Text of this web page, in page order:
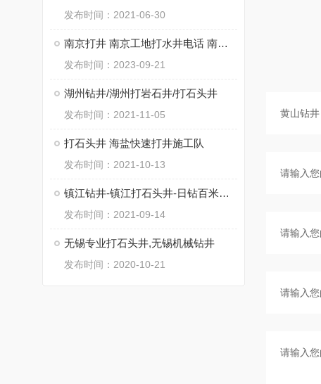
发布时间：2021-06-30
南京打井 南京工地打水井电话 南京工厂打石头井
发布时间：2023-09-21
湖州钻井/湖州打岩石井/打石头井
发布时间：2021-11-05
打石头井 海盐快速打井施工队
发布时间：2021-10-13
镇江钻井-镇江打石头井-日钻百米不用水电
发布时间：2021-09-14
无锡专业打石头井,无锡机械钻井
发布时间：2020-10-21